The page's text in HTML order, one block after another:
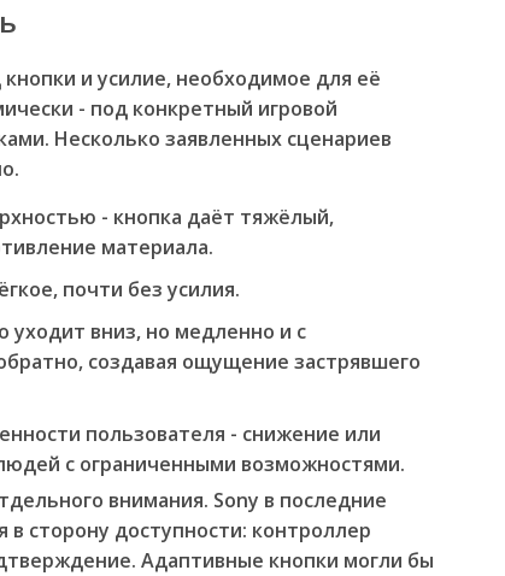
и усилие, необходимое для её
- под конкретный игровой
Несколько заявленных сценариев
- кнопка даёт тяжёлый,
материала.
почти без усилия.
уходит вниз, но медленно и с
создавая ощущение застрявшего
пользователя - снижение или
с ограниченными возможностями.
внимания. Sony в последние
сторону доступности: контроллер
Адаптивные кнопки могли бы